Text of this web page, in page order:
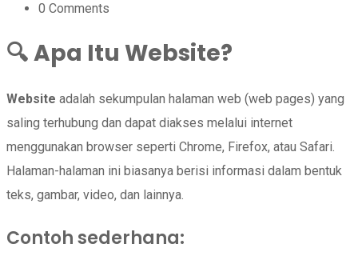
0 Comments
🔍Apa Itu Website?
Website adalah sekumpulan halaman web (web pages) yang
saling terhubung dan dapat diakses melalui internet
menggunakan browser seperti Chrome, Firefox, atau Safari.
Halaman-halaman ini biasanya berisi informasi dalam bentuk
teks, gambar, video, dan lainnya.
Contoh sederhana: